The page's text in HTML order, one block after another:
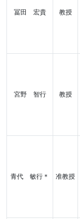
冨田 宏貴 教授
宮野 智行 教授
青代 敏行＊ 准教授